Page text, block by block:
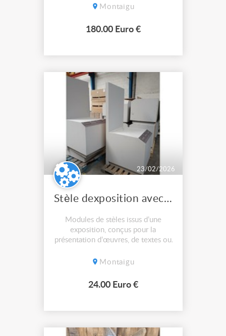
Montaigu
180.00 Euro €
23/02/2026
Stèle dexposition avec ou sans dosseret
Modules de stèles issus d’une
exposition, conçus pour la
présentation d’œuvres, de textes ou
peint, avec surfaces inclinées pour
sobre permet une intégration facile
muséographiques. Certains...
Montaigu
24.00 Euro €